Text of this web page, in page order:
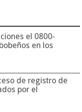
el 0800-
en los
de registro de
por el